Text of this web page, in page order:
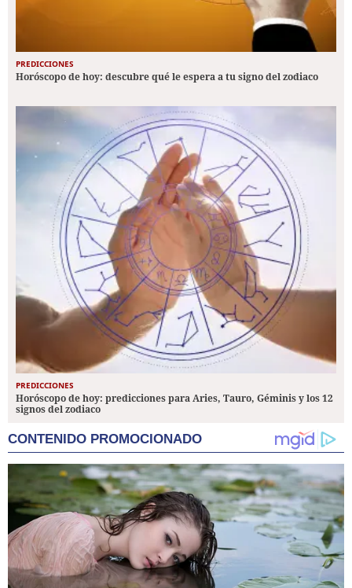
PREDICCIONES
Horóscopo de hoy: descubre qué le espera a tu signo del zodiaco
PREDICCIONES
Horóscopo de hoy: predicciones para Aries, Tauro, Géminis y los 12
signos del zodiaco
CONTENIDO PROMOCIONADO